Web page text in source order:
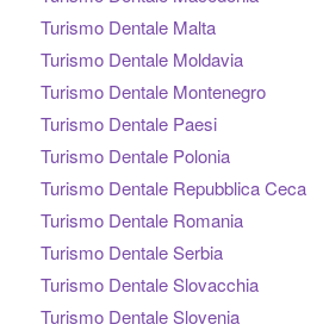
Turismo Dentale Malta
Turismo Dentale Moldavia
Turismo Dentale Montenegro
Turismo Dentale Paesi
Turismo Dentale Polonia
Turismo Dentale Repubblica Ceca
Turismo Dentale Romania
Turismo Dentale Serbia
Turismo Dentale Slovacchia
Turismo Dentale Slovenia